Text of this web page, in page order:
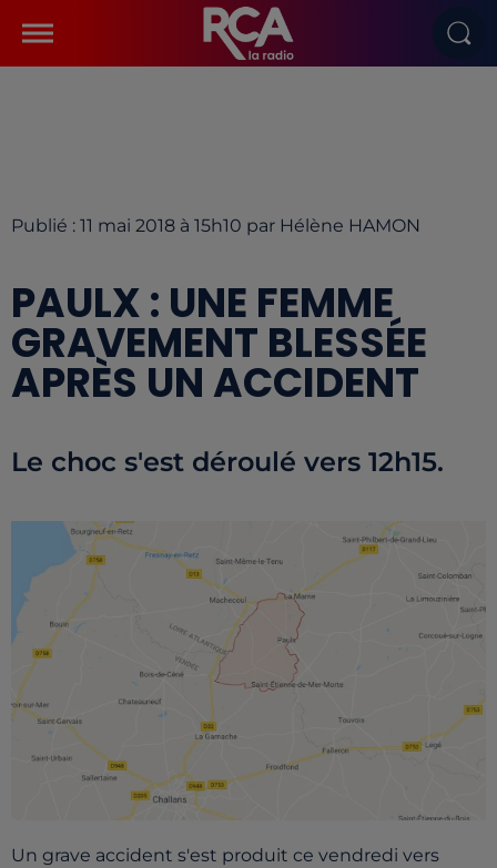
Publié : 11 mai 2018 à 15h10 par Hélène HAMON
PAULX : UNE FEMME
GRAVEMENT BLESSÉE
APRÈS UN ACCIDENT
Le choc s'est déroulé vers 12h15.
Un grave accident s'est produit ce vendredi vers